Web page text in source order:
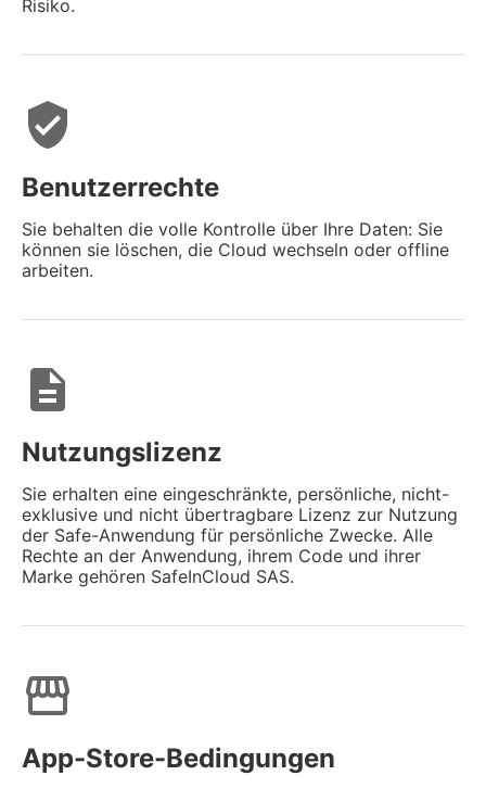
Risiko.
verified_user
Benutzerrechte
Sie behalten die volle Kontrolle über Ihre Daten: Sie
können sie löschen, die Cloud wechseln oder offline
arbeiten.
description
Nutzungslizenz
Sie erhalten eine eingeschränkte, persönliche, nicht-
exklusive und nicht übertragbare Lizenz zur Nutzung
der Safe-Anwendung für persönliche Zwecke. Alle
Rechte an der Anwendung, ihrem Code und ihrer
Marke gehören SafeInCloud SAS.
storefront
App-Store-Bedingungen